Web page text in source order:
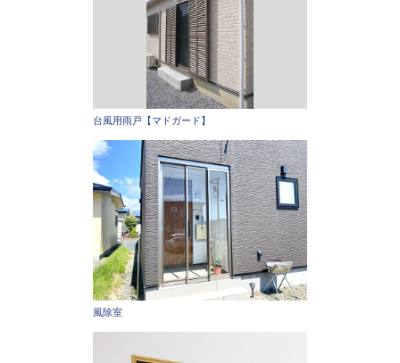
台風用雨戸【マドガード】
風除室